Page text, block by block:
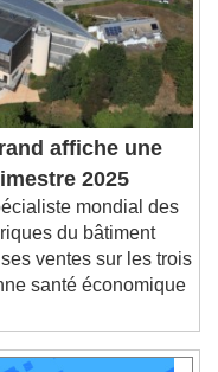
subtitles
will cancel
affiche une
2025
mondial des
du bâtiment
ventes sur les trois
santé économique